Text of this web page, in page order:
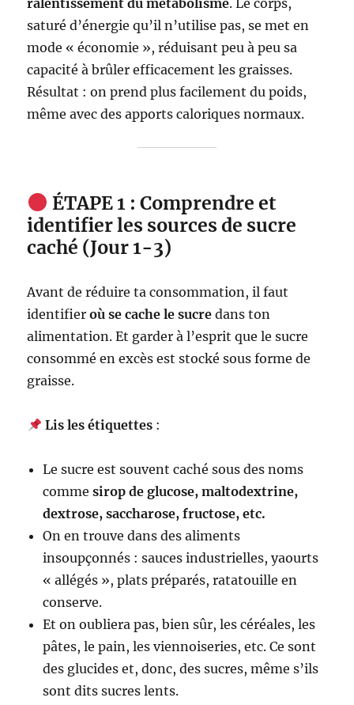
ralentissement du métabolisme. Le corps,
saturé d’énergie qu’il n’utilise pas, se met en
mode « économie », réduisant peu à peu sa
capacité à brûler efficacement les graisses.
Résultat : on prend plus facilement du poids,
même avec des apports caloriques normaux.
ÉTAPE 1 : Comprendre et
identifier les sources de sucre
caché (Jour 1-3)
Avant de réduire ta consommation, il faut
identifieroù se cache le sucre dans ton
alimentation. Et garder à l’esprit que le sucre
consommé en excès est stocké sous forme de
graisse.
Lis les étiquettes:
Le sucre est souvent caché sous des noms
commesirop de glucose, maltodextrine,
dextrose, saccharose, fructose, etc.
On en trouve dans des aliments
insoupçonnés : sauces industrielles, yaourts
« allégés », plats préparés, ratatouille en
conserve.
Et on oubliera pas, bien sûr, les céréales, les
pâtes, le pain, les viennoiseries, etc. Ce sont
des glucides et, donc, des sucres, même s’ils
sont dits sucres lents.